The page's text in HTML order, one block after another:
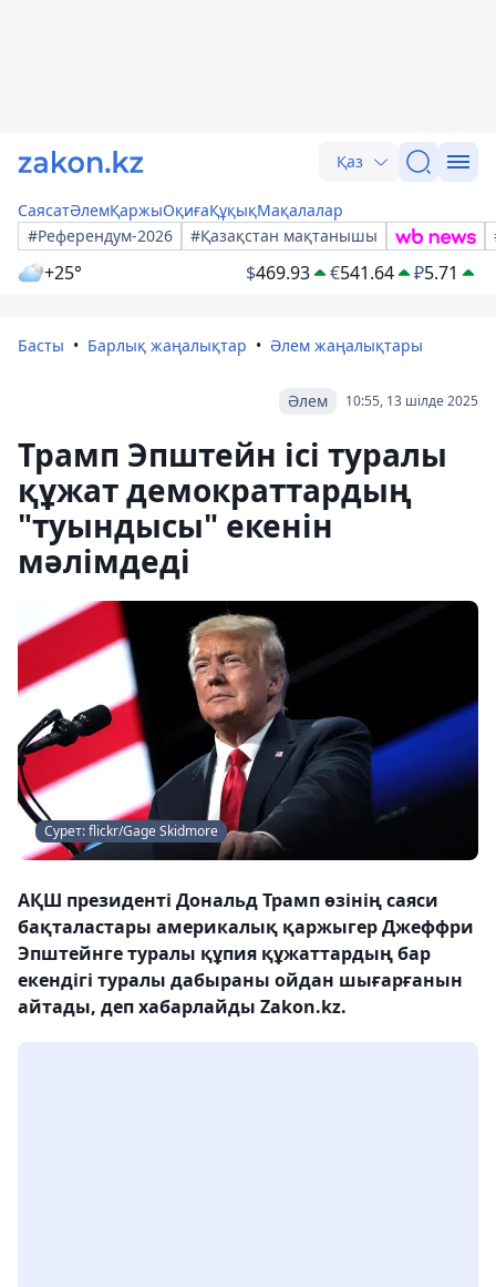
Қаз
СаясатӘлемҚаржыОқиғаҚұқықМақалалар
#Референдум-2026
#Қазақстан мақтанышы
+25° $469.93 €541.64 ₽5.71
Басты Барлық жаңалықтар Әлем жаңалықтары
10:55, 13 шілде 2025
Әлем
Трамп Эпштейн ісі туралы
құжат демократтардың
"туындысы" екенін
мәлімдеді
Сурет: flickr/Gage Skidmore
АҚШ президенті Дональд Трамп өзінің саяси
бақталастары америкалық қаржыгер Джеффри
Эпштейнге туралы құпия құжаттардың бар
екендігі туралы дабыраны ойдан шығарғанын
айтады, деп хабарлайды Zakon.kz.